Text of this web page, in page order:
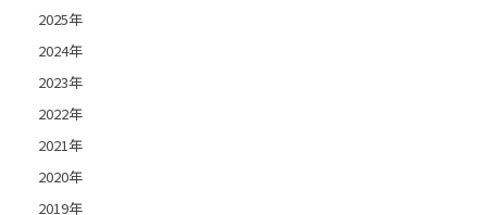
2025年
2024年
2023年
2022年
2021年
2020年
2019年